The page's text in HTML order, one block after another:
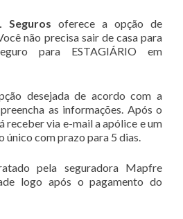
Seguros oferece a opção de
não precisa sair de casa para
para ESTAGIÁRIO em
desejada de acordo com a
as informações. Após o
receber via e-mail a apólice e um
único com prazo para 5 dias.
pela seguradora Mapfre
logo após o pagamento do